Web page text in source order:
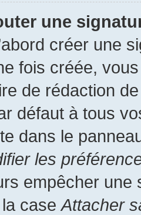
une
créer une
fois créée,
de rédaction
défaut à tous
dans le
les
empêcher une
case Attacher